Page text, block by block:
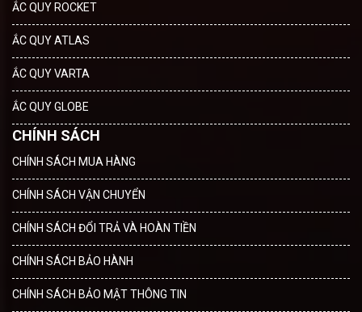
ẮC QUY ROCKET
ẮC QUY ATLAS
ẮC QUY VARTA
ẮC QUY GLOBE
CHÍNH SÁCH
CHÍNH SÁCH MUA HÀNG
CHÍNH SÁCH VẬN CHUYỂN
CHÍNH SÁCH ĐỔI TRẢ VÀ HOÀN TIỀN
CHÍNH SÁCH BẢO HÀNH
CHÍNH SÁCH BẢO MẬT THÔNG TIN